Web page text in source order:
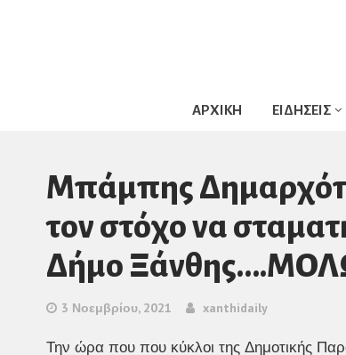
ΑΡΧΙΚΗ ΕΙΔΗΣΕΙΣ
Μπάμπης
τον στόχο να
Δήμο
3 Νοεμβρίου, 2021 xanthidaily
Την ώρα που που κύκλοι της Δημοτικής